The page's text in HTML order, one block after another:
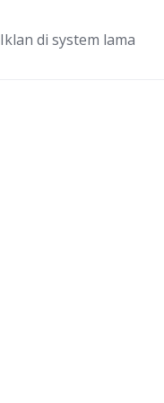
Iklan di system lama